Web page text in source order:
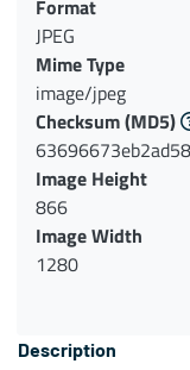
Format
JPEG
Mime Type
image/jpeg
Checksum(MD5)
Image Height
866
Image Width
1280
Description